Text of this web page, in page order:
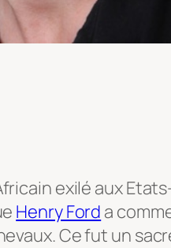
exilé aux
Henry Ford a
Ce fut un